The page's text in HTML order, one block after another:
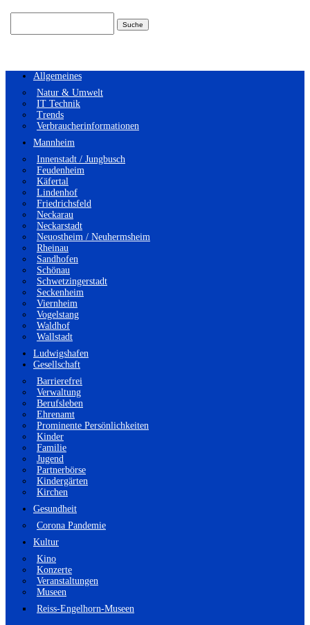
Allgemeines
Natur & Umwelt
IT Technik
Trends
Verbraucherinformationen
Mannheim
Innenstadt / Jungbusch
Feudenheim
Käfertal
Lindenhof
Friedrichsfeld
Neckarau
Neckarstadt
Neuostheim / Neuhermsheim
Rheinau
Sandhofen
Schönau
Schwetzingerstadt
Seckenheim
Viernheim
Vogelstang
Waldhof
Wallstadt
Ludwigshafen
Gesellschaft
Barrierefrei
Verwaltung
Berufsleben
Ehrenamt
Prominente Persönlichkeiten
Kinder
Familie
Jugend
Partnerbörse
Kindergärten
Kirchen
Gesundheit
Corona Pandemie
Kultur
Kino
Konzerte
Veranstaltungen
Museen
Reiss-Engelhorn-Museen